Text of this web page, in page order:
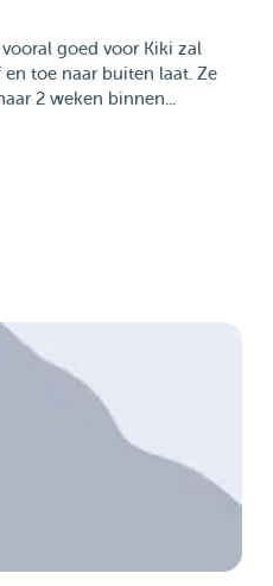
goed voor Kiki zal
toe naar buiten laat. Ze
2 weken binnen...